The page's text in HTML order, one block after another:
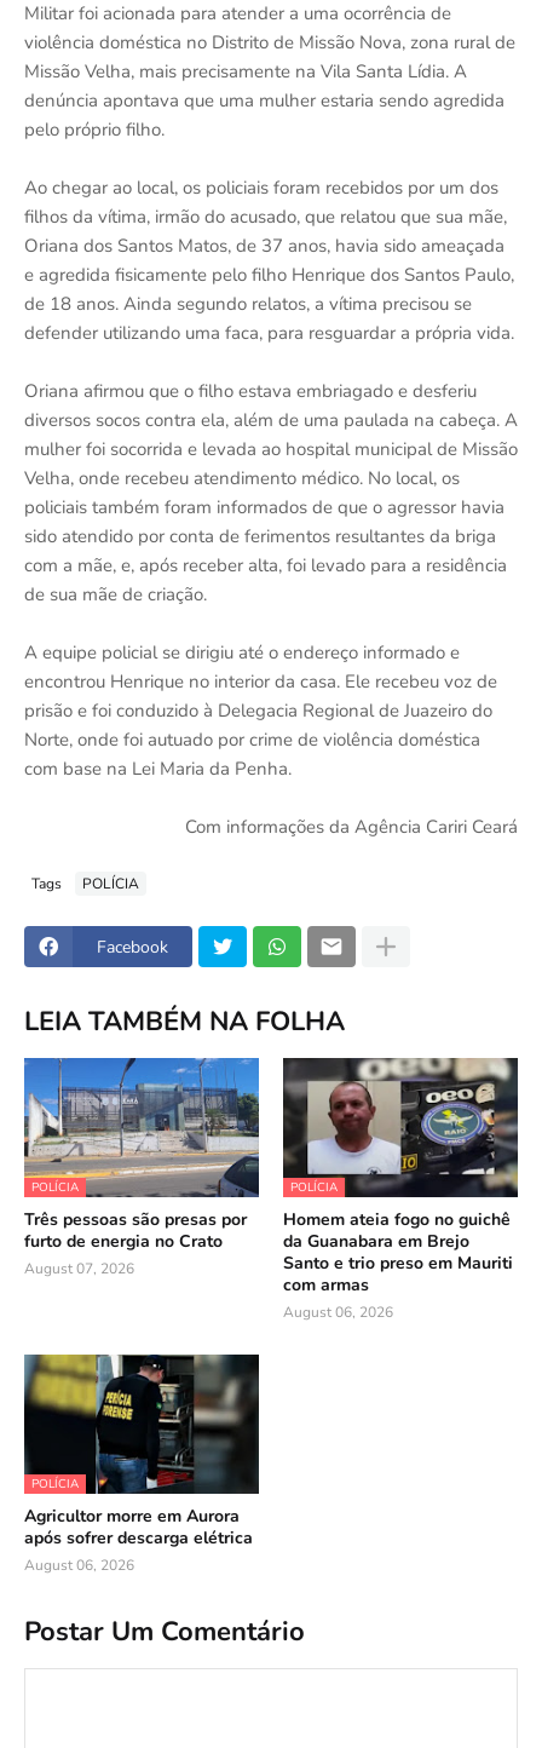
Militar foi acionada para atender a uma ocorrência de
violência doméstica no Distrito de Missão Nova, zona rural de
Missão Velha, mais precisamente na Vila Santa Lídia. A
denúncia apontava que uma mulher estaria sendo agredida
pelo próprio filho.
Ao chegar ao local, os policiais foram recebidos por um dos
filhos da vítima, irmão do acusado, que relatou que sua mãe,
Oriana dos Santos Matos, de 37 anos, havia sido ameaçada
e agredida fisicamente pelo filho Henrique dos Santos Paulo,
de 18 anos. Ainda segundo relatos, a vítima precisou se
defender utilizando uma faca, para resguardar a própria vida.
Oriana afirmou que o filho estava embriagado e desferiu
diversos socos contra ela, além de uma paulada na cabeça. A
mulher foi socorrida e levada ao hospital municipal de Missão
Velha, onde recebeu atendimento médico. No local, os
policiais também foram informados de que o agressor havia
sido atendido por conta de ferimentos resultantes da briga
com a mãe, e, após receber alta, foi levado para a residência
de sua mãe de criação.
A equipe policial se dirigiu até o endereço informado e
encontrou Henrique no interior da casa. Ele recebeu voz de
prisão e foi conduzido à Delegacia Regional de Juazeiro do
Norte, onde foi autuado por crime de violência doméstica
com base na Lei Maria da Penha.
Com informações da Agência Cariri Ceará
Tags POLÍCIA
Facebook
LEIA TAMBÉM NA FOLHA
POLÍCIA
Três pessoas são presas por
furto de energia no Crato
August 07, 2026
POLÍCIA
Homem ateia fogo no guichê
da Guanabara em Brejo
Santo e trio preso em Mauriti
com armas
August 06, 2026
POLÍCIA
Agricultor morre em Aurora
após sofrer descarga elétrica
August 06, 2026
Postar Um Comentário